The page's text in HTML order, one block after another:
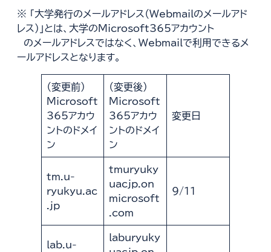
※ 「大学発行のメールアドレス（Webmailのメールアド
レス）」とは、大学のMicrosoft365アカウント
のメールアドレスではなく、Webmailで利用できるメ
ールアドレスとなります。
（変更前）
Microsoft
365アカウ
ントのドメイ
ン
（変更後）
Microsoft
365アカウ
ントのドメイ
ン
変更日
tm.u-
ryukyu.ac
.jp
tmuryuky
uacjp.on
microsoft
.com
9/11
lab.u-
laburyuky